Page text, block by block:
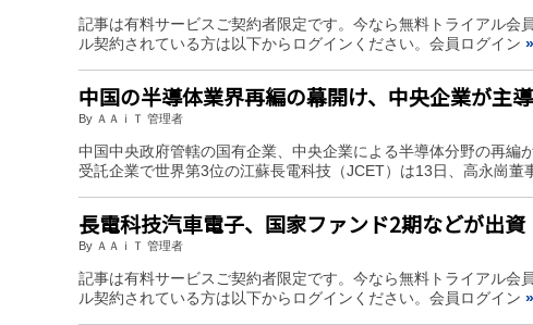
記事は有料サービスご契約者限定です。今なら無料トライアル
ル契約されている方は以下からログインください。会員ログイン »
中国の半導体業界再編の幕開け、中央企業が主導
By ＡＡｉＴ 管理者
中国中央政府管轄の国有企業、中央企業による半導体分野の再編
受託企業で世界第3位の江蘇長電科技（JCET）は13日、高永崗
長電科技汽車電子、国家ファンド2期などが出資
By ＡＡｉＴ 管理者
記事は有料サービスご契約者限定です。今なら無料トライアル
ル契約されている方は以下からログインください。会員ログイン »